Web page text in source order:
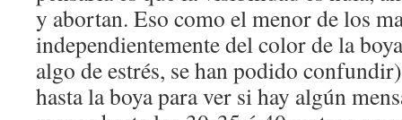
y abortan. Eso como el menor de los
independientemente del color de la
algo de estrés, se han podido
hasta la boya para ver si hay algún